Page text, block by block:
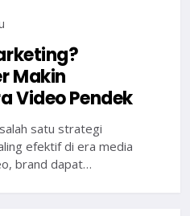
Makin
Video Pendek
satu strategi
efektif di era media
brand dapat…